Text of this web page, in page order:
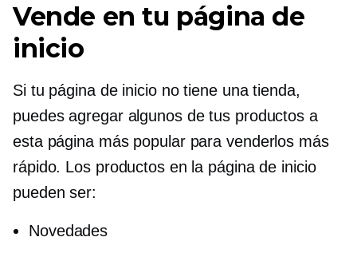
Vende en tu página de
inicio
Si tu página de inicio no tiene una tienda,
puedes agregar algunos de tus productos a
esta página más popular para venderlos más
rápido. Los productos en la página de inicio
pueden ser:
Novedades